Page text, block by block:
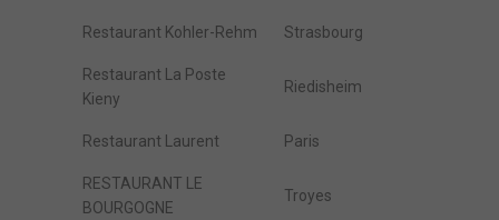
Restaurant Kohler-Rehm Strasbourg
Restaurant La Poste
Kieny
Riedisheim
Restaurant Laurent Paris
RESTAURANT LE
BOURGOGNE
Troyes